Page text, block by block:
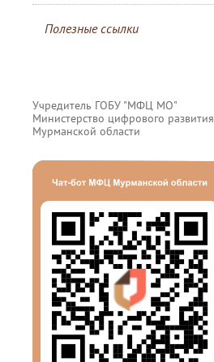
Полезные ссылки
Учредитель ГОБУ "МФЦ МО"
Министерство цифрового развития
Мурманской области